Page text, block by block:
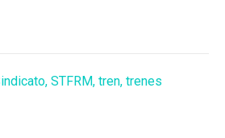
, STFRM, tren, trenes